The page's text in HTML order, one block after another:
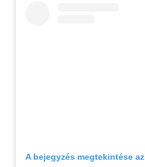
A bejegyzés megtekintése